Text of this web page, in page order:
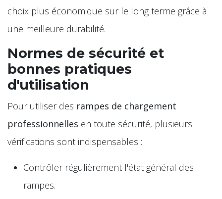
choix plus économique sur le long terme grâce à
une meilleure durabilité.
Normes de sécurité et
bonnes pratiques
d'utilisation
Pour utiliser des rampes de chargement
professionnelles en toute sécurité, plusieurs
vérifications sont indispensables :
Contrôler régulièrement l'état général des
rampes.